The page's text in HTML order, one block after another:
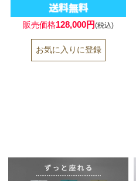
販売価格128,000円(税込)